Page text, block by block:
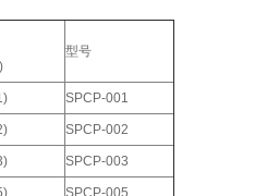
型号
SPCP-001
SPCP-002
SPCP-003
SPCP-005